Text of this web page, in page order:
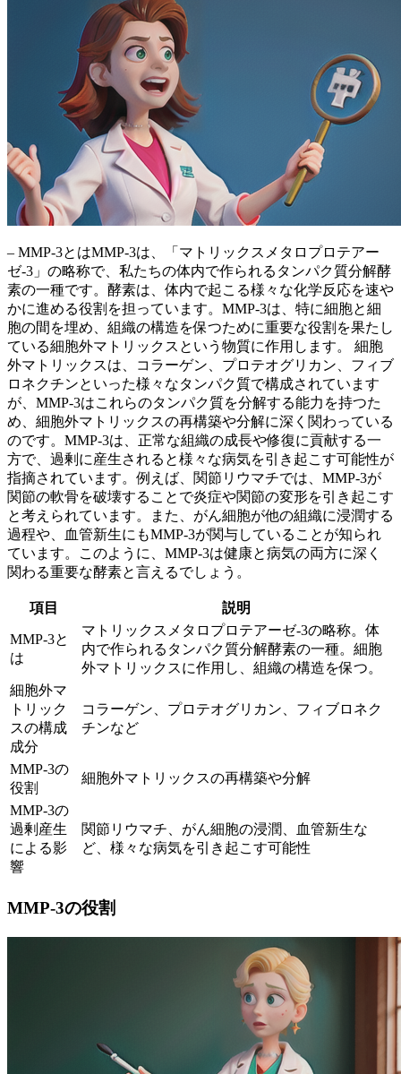
– MMP-3とはMMP-3は、「マトリックスメタロプロテアー
ゼ-3」の略称で、 私たちの体内で作られるタンパク質分解酵
素の一種です。酵素は、体内で起こる様々な化学反応を速や
かに進める役割を担っています。MMP-3は、特に細胞と細
胞の間を埋め、組織の構造を保つために重要な役割を果たし
ている細胞外マトリックスという物質に作用します。 細胞
外マトリックスは、コラーゲン、プロテオグリカン、フィブ
ロネクチンといった様々なタンパク質で構成されています
が、MMP-3はこれらのタンパク質を分解する能力を持つた
め、 細胞外マトリックスの再構築や分解に深く関わっている
のです。MMP-3は、正常な組織の成長や修復に貢献する一
方で、過剰に産生されると様々な病気を引き起こす可能性が
指摘されています。例えば、関節リウマチでは、MMP-3が
関節の軟骨を破壊することで炎症や関節の変形を引き起こす
と考えられています。また、がん細胞が他の組織に浸潤する
過程や、血管新生にもMMP-3が関与していることが知られ
ています。このように、MMP-3は健康と病気の両方に深く
関わる重要な酵素と言えるでしょう。
項目 説明
MMP-3と
は
マトリックスメタロプロテアーゼ-3の略称。体
内で作られるタンパク質分解酵素の一種。細胞
外マトリックスに作用し、組織の構造を保つ。
細胞外マ
トリック
スの構成
成分
コラーゲン、プロテオグリカン、フィブロネク
チンなど
MMP-3の
役割
細胞外マトリックスの再構築や分解
MMP-3の
過剰産生
による影
響
関節リウマチ、がん細胞の浸潤、血管新生な
ど、様々な病気を引き起こす可能性
MMP-3の役割